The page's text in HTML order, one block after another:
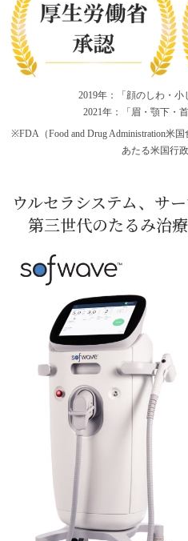
2019年：「顔のしわ・
2021年：「眉・顎下・
※FDA（Food and Drug Administration米
あたる米国行
ウルセラシステム、 サ
第三世代のたるみ治